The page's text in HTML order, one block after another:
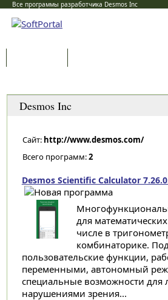
Все программы разработчика Desmos Inc
Desmos Inc
Сайт: http://www.desmos.com/
Всего программ:2
Desmos Scientific Calculator
для
числе в
комбинаторике.
пользовательские функции,
переменными, автономный
специальные возможности для
нарушениями зрения...